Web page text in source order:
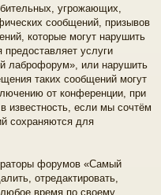
угрожающих,
сообщений, призывов
которые могут нарушить
услуги
лаброфорум», или нарушить
таких сообщений могут
от конференции, при
известность, если мы сочтём
сохраняются для
форумов «Самый
отредактировать,
время по своему